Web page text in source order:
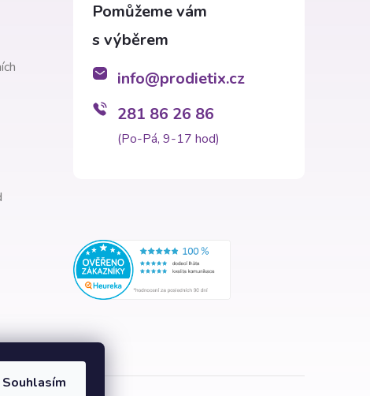
Souhlasím
info@prodietix.cz
281 86 26 86
(Po-Pá, 9-17 hod)